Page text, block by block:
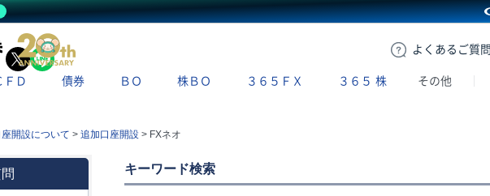
よくある ご質問
X
ＦＤ 債券 ＢＯ 株ＢＯ ３６５ＦＸ ３６５ 株 その他
座開設について > 追加口座開設 > FXネオ
キーワード検索